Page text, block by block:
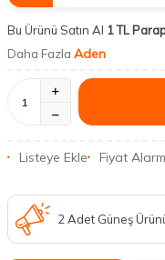
Bu Ürünü Satın Al 1 TL
Daha Fazla Aden
Listeye Ekle Fiyat
2 Adet Güneş